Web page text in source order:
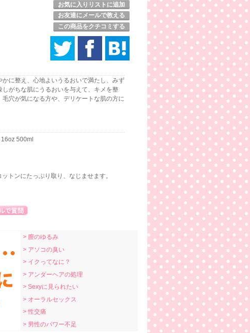
お気に入りリストに追加
お友達にメールで教える
この商品をクチコミする
に整え、心地よいうるおいで満たし、みず
がちな肌にうるおいを与えて、キメを整
穴が気になる方や、デリケートな肌の方に
500ml
トンにたっぷり取り、なじませます。
> 膣のゆるみ
> アソコの臭い
> イクってなに？
> アンダーヘアの処理
> Sexyに見られたい
> オーラルセックス
> 性交痛
> 男性のパワー不足